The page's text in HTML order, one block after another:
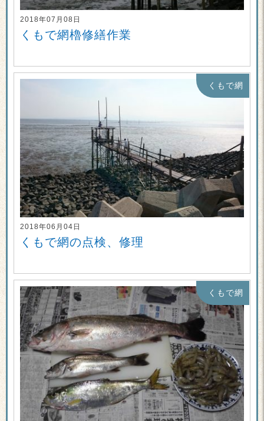
2018年07月08日
くもで網櫓修繕作業
くもで網
2018年06月04日
くもで網の点検、修理
くもで網